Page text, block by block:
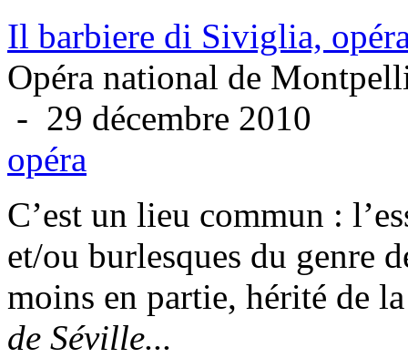
Il barbiere di Siviglia,
Opéra national de
- 29 décembre 2010
opéra
C’est un lieu commun :
et/ou burlesques du genre
moins en partie, hérité de
de Séville...